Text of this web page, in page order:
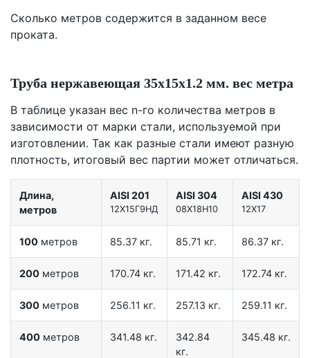
Сколько метров содержится в заданном весе
проката.
Труба нержавеющая 35х15х1.2 мм. вес метра
В таблице указан вес n-го количества метров в
зависимости от марки стали, используемой при
изготовлении. Так как разные стали имеют разную
плотность, итоговый вес партии может отличаться.
Длина,
метров
AISI 201
12X15Г9НД
AISI 304
08Х18Н10
AISI 430
12Х17
100 метров 85.37 кг. 85.71 кг. 86.37 кг.
200 метров 170.74 кг. 171.42 кг. 172.74 кг.
300 метров 256.11 кг. 257.13 кг. 259.11 кг.
400 метров 341.48 кг.
342.84
кг.
345.48 кг.